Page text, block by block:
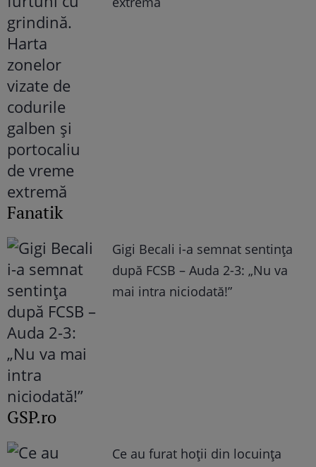
Fanatik
Gigi Becali i-a semnat sentința
după FCSB – Auda 2-3: „Nu va
mai intra niciodată!”
GSP.ro
Ce au furat hoții din locuința